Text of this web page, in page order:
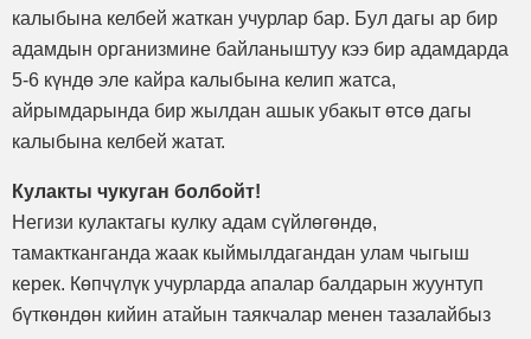
калыбына келбей жаткан учурлар бар. Бул дагы ар бир
адамдын организмине байланыштуу кээ бир адамдарда
5-6 күндө эле кайра калыбына келип жатса,
айрымдарында бир жылдан ашык убакыт өтсө дагы
калыбына келбей жатат.
Кулакты чукуган болбойт!
Негизи кулактагы кулку адам сүйлөгөндө,
тамактканганда жаак кыймылдагандан улам чыгыш
керек. Көпчүлүк учурларда апалар балдарын жуунтуп
бүткөндөн кийин атайын таякчалар менен тазалайбыз